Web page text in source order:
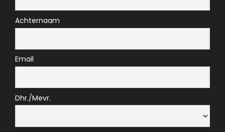
Achternaam
Email
Dhr./Mevr.